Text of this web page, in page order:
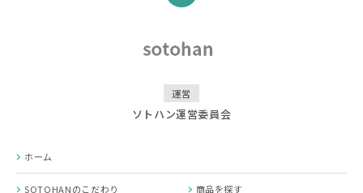
運営
ソトハン運営委員会
ホーム
SOTOHANのこだわり 商品を探す